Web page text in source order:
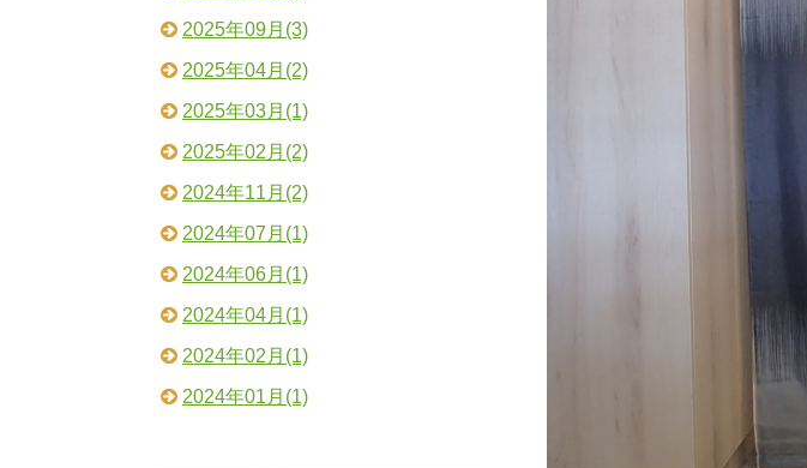
2025年09月(3)
2025年04月(2)
2025年03月(1)
2025年02月(2)
2024年11月(2)
2024年07月(1)
2024年06月(1)
2024年04月(1)
2024年02月(1)
2024年01月(1)